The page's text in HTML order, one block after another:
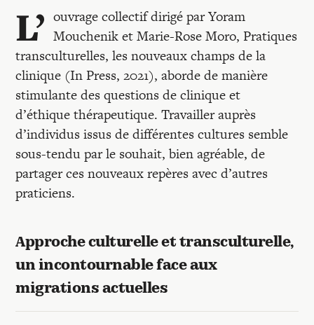
L’ ouvrage collectif dirigé par Yoram
Mouchenik et Marie-Rose Moro, Pratiques
transculturelles, les nouveaux champs de la
clinique (In Press, 2021), aborde de manière
stimulante des questions de clinique et
d’éthique thérapeutique. Travailler auprès
d’individus issus de différentes cultures semble
sous-tendu par le souhait, bien agréable, de
partager ces nouveaux repères avec d’autres
praticiens.
Approche culturelle et transculturelle,
un incontournable face aux
migrations actuelles